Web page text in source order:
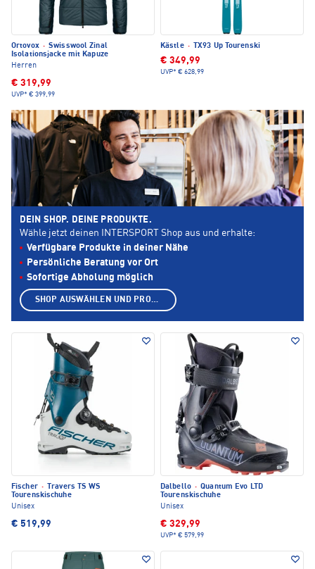
Ortovox · Swisswool Zinal
Isolationsjacke mit Kapuze
Herren
€ 319,99
UVP* € 399,99
Kästle · TX93 Up Tourenski
€ 349,99
UVP* € 628,99
Fischer ·
Travers TS WS
Tourenskischuhe
Unisex
€ 519,99
Dalbello · Quantum Evo LTD
Tourenskischuhe
Unisex
€ 329,99
UVP* € 579,99
DEIN SHOP. DEINE PRODUKTE.
Wähle jetzt deinen INTERSPORT Shop aus und erhalte:
Verfügbare Produkte in deiner Nähe
Persönliche Beratung vor Ort
Sofortige Abholung möglich
SHOP AUSWÄHLEN UND PRODUKTE ANZEIGEN